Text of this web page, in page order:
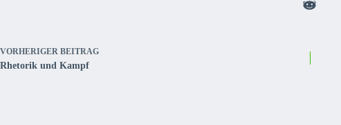
VORHERIGER BEITRAG
Rhetorik und Kampf